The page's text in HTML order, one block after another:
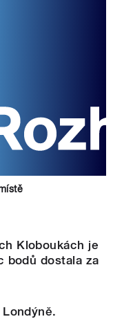
Kloboukách je
bodů dostala za